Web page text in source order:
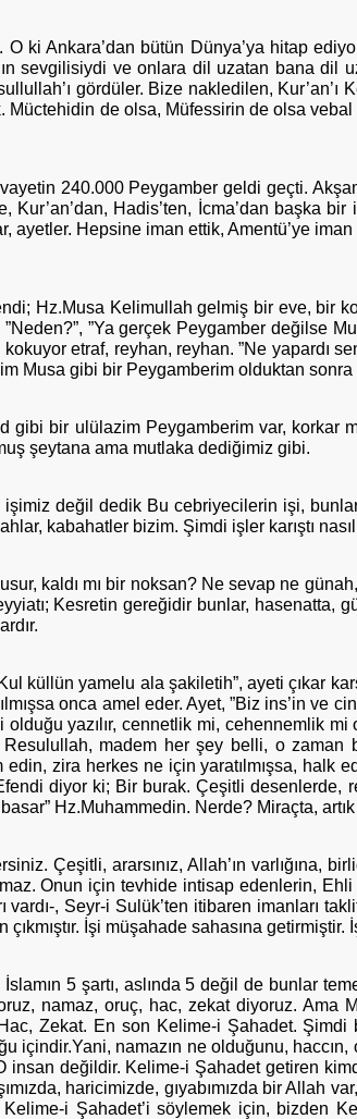
O ki Ankara’dan bütün Dünya’ya hitap
sevgilisiydi ve onlara dil uzatan bana dil
gördüler. Bize nakledilen,
de olsa, Müfessirin de olsa
240.000 Peygamber geldi geçti.
Kur’an’dan, Hadis’ten, İcma’dan başka
ayetler. Hepsine iman ettik, Amentü’ye
Hz.Musa Kelimullah gelmiş bir eve, bir
”Neden?”, ”Ya gerçek Peygamber
etraf, reyhan, reyhan. ”Ne yapardı
Musa gibi bir Peygamberim olduktan sonra
gibi bir ulülazim Peygamberim var, korkar
şeytana ama mutlaka dediğimiz gibi.
değil dedik Bu cebriyecilerin işi,
kabahatler bizim. Şimdi işler karıştı
kaldı mı bir noksan? Ne sevap ne
Kesretin gereğidir bunlar, hasenatta,
küllün yamelu ala şakiletih”, ayeti çıkar
onca amel eder. Ayet, ”Biz ins’in ve
yazılır, cennetlik mi, cehennemlik
madem her şey belli, o
edin, zira herkes ne için yaratılmışsa,
diyor ki; Bir burak. Çeşitli
Hz.Muhammedin. Nerde? Miraçta,
Çeşitli, ararsınız, Allah’ın
Onun için tevhide intisap edenlerin,
, Seyr-i Sulük’ten itibaren imanları
çıkmıştır. İşi müşahade sahasına
5 şartı, aslında 5 değil de bunlar
namaz, oruç, hac, zekat diyoruz.
Zekat. En son Kelime-i Şahadet.
içindir.Yani, namazın ne olduğunu,
insan değildir. Kelime-i Şahadet getiren
haricimizde, gıyabımızda bir Allah
i Şahadet’i söylemek için, bizden